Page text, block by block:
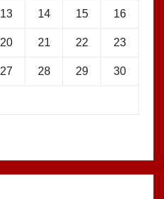
13 14 15 16
20 21 22 23
27 28 29 30